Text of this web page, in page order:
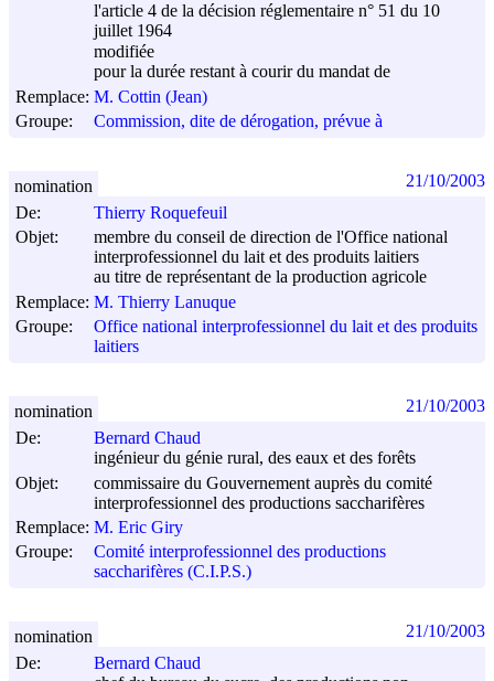
l'article 4 de la décision réglementaire n° 51 du 10
juillet 1964
modifiée
pour la durée restant à courir du mandat de
Remplace: M. Cottin (Jean)
Groupe:
Commission, dite de dérogation, prévue à
De:
Thierry Roquefeuil
Objet:
membre du conseil de direction de l'Office national
interprofessionnel du lait et des produits laitiers
au titre de représentant de la production agricole
Remplace: M. Thierry Lanuque
Groupe:
Office national interprofessionnel du lait et des produits
laitiers
nomination 21/10/2003
De:
Bernard Chaud
ingénieur du génie rural, des eaux et des forêts
Objet:
commissaire du Gouvernement auprès du comité
interprofessionnel des productions saccharifères
Remplace: M. Eric Giry
Groupe:
Comité interprofessionnel des productions
saccharifères (C.I.P.S.)
nomination 21/10/2003
De:
Bernard Chaud
nomination 21/10/2003